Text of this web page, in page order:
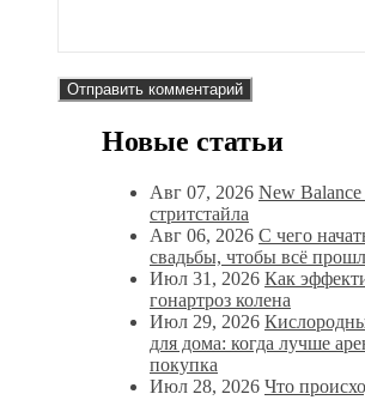
Новые статьи
Авг 07, 2026 New
стритстайла
Авг 06, 2026 С чего
свадьбы, чтобы всё
Июл 31, 2026 Как
гонартроз колена
Июл 29, 2026
для дома: когда лучше
покупка
Июл 28, 2026 Что